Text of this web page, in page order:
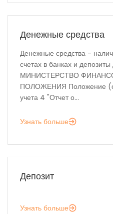
Денежные средства
Денежные средства -
счетах в банках и
МИНИСТЕРСТВО
ПОЛОЖЕНИЯ Положение
учета 4 "Отчет о...
Узнать больше
Депозит
Узнать больше